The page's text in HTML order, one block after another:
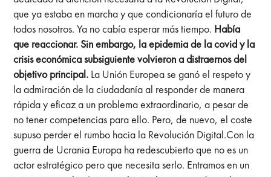
que ya estaba en marcha y que condicionaría el futuro de
todos nosotros. Ya no cabía esperar más tiempo. Había
que reaccionar. Sin embargo, la epidemia de la covid y la
crisis económica subsiguiente volvieron a distraernos del
objetivo principal. La Unión Europea se ganó el respeto y
la admiración de la ciudadanía al responder de manera
rápida y eficaz a un problema extraordinario, a pesar de
no tener competencias para ello. Pero, de nuevo, el coste
supuso perder el rumbo hacia la Revolución Digital.Con la
guerra de Ucrania Europa ha redescubierto que no es un
actor estratégico pero que necesita serlo. Entramos en un